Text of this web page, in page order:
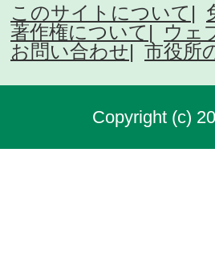
このサイトについて
著作権について
ウェ
お問い合わせ
市役所
Copyright (c)